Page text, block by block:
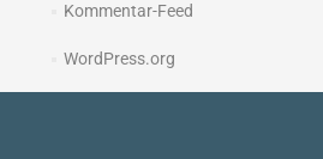
Kommentar-Feed
WordPress.org